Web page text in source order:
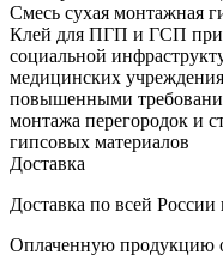
Смесь сухая монтажная
Клей для ПГП и ГСП
социальной
медицинских
повышенными
монтажа перегородок и
гипсовых материалов
Доставка
Доставка по всей
Оплаченную продукцию